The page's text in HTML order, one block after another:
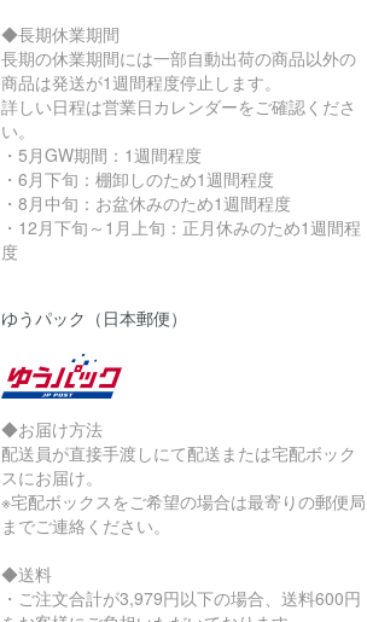
◆長期休業期間
長期の休業期間には一部自動出荷の商品以外の
商品は発送が1週間程度停止します。
詳しい日程は営業日カレンダーをご確認くださ
い。
・5月GW期間：1週間程度
・6月下旬：棚卸しのため1週間程度
・8月中旬：お盆休みのため1週間程度
・12月下旬～1月上旬：正月休みのため1週間程
度
ゆうパック（日本郵便）
◆お届け方法
配送員が直接手渡しにて配送または宅配ボック
スにお届け。
※宅配ボックスをご希望の場合は最寄りの郵便局
までご連絡ください。
◆送料
・ご注文合計が3,979円以下の場合、送料600円